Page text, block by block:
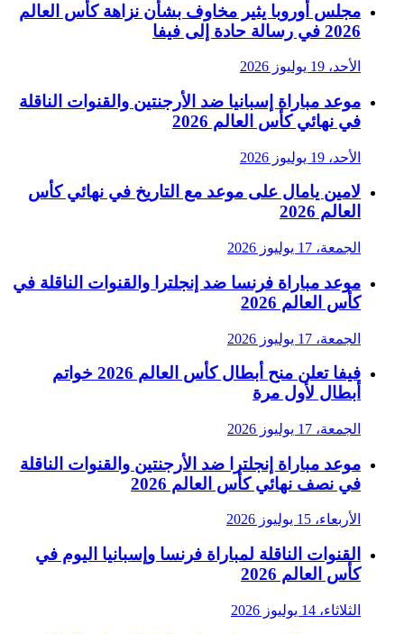
مجلس أوروبا يثير مخاوف بشأن نزاهة كأس العالم
2026 في رسالة حادة إلى فيفا
الأحد، 19 يوليوز 2026
موعد مباراة إسبانيا ضد الأرجنتين والقنوات الناقلة
في نهائي كأس العالم 2026
الأحد، 19 يوليوز 2026
لامين يامال على موعد مع التاريخ في نهائي كأس
العالم 2026
الجمعة، 17 يوليوز 2026
موعد مباراة فرنسا ضد إنجلترا والقنوات الناقلة في
كأس العالم 2026
الجمعة، 17 يوليوز 2026
فيفا تعلن منح أبطال كأس العالم 2026 خواتم
أبطال لأول مرة
الجمعة، 17 يوليوز 2026
موعد مباراة إنجلترا ضد الأرجنتين والقنوات الناقلة
في نصف نهائي كأس العالم 2026
الأربعاء، 15 يوليوز 2026
القنوات الناقلة لمباراة فرنسا وإسبانيا اليوم في
كأس العالم 2026
الثلاثاء، 14 يوليوز 2026